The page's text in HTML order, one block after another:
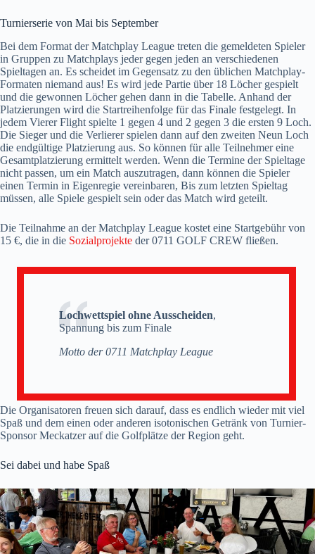
Turnierserie von Mai bis September
Bei dem Format der Matchplay League treten die gemeldeten Spieler
in Gruppen zu Matchplays jeder gegen jeden an verschiedenen
Spieltagen an. Es scheidet im Gegensatz zu den üblichen Matchplay-
Formaten niemand aus! Es wird jede Partie über 18 Löcher gespielt
und die gewonnen Löcher gehen dann in die Tabelle. Anhand der
Platzierungen wird die Startreihenfolge für das Finale festgelegt. In
jedem Vierer Flight spielte 1 gegen 4 und 2 gegen 3 die ersten 9 Loch.
Die Sieger und die Verlierer spielen dann auf den zweiten Neun Loch
die endgültige Platzierung aus. So können für alle Teilnehmer eine
Gesamtplatzierung ermittelt werden. Wenn die Termine der Spieltage
nicht passen, um ein Match auszutragen, dann können die Spieler
einen Termin in Eigenregie vereinbaren, Bis zum letzten Spieltag
müssen, alle Spiele gespielt sein oder das Match wird geteilt.
Die Teilnahme an der Matchplay League kostet eine Startgebühr von
15 €, die in die Sozialprojekte der 0711 GOLF CREW fließen.
Lochwettspiel ohne Ausscheiden,
Spannung bis zum Finale
Motto der 0711 Matchplay League
Die Organisatoren freuen sich darauf, dass es endlich wieder mit viel
Spaß und dem einen oder anderen isotonischen Getränk von Turnier-
Sponsor Meckatzer auf die Golfplätze der Region geht.
Sei dabei und habe Spaß